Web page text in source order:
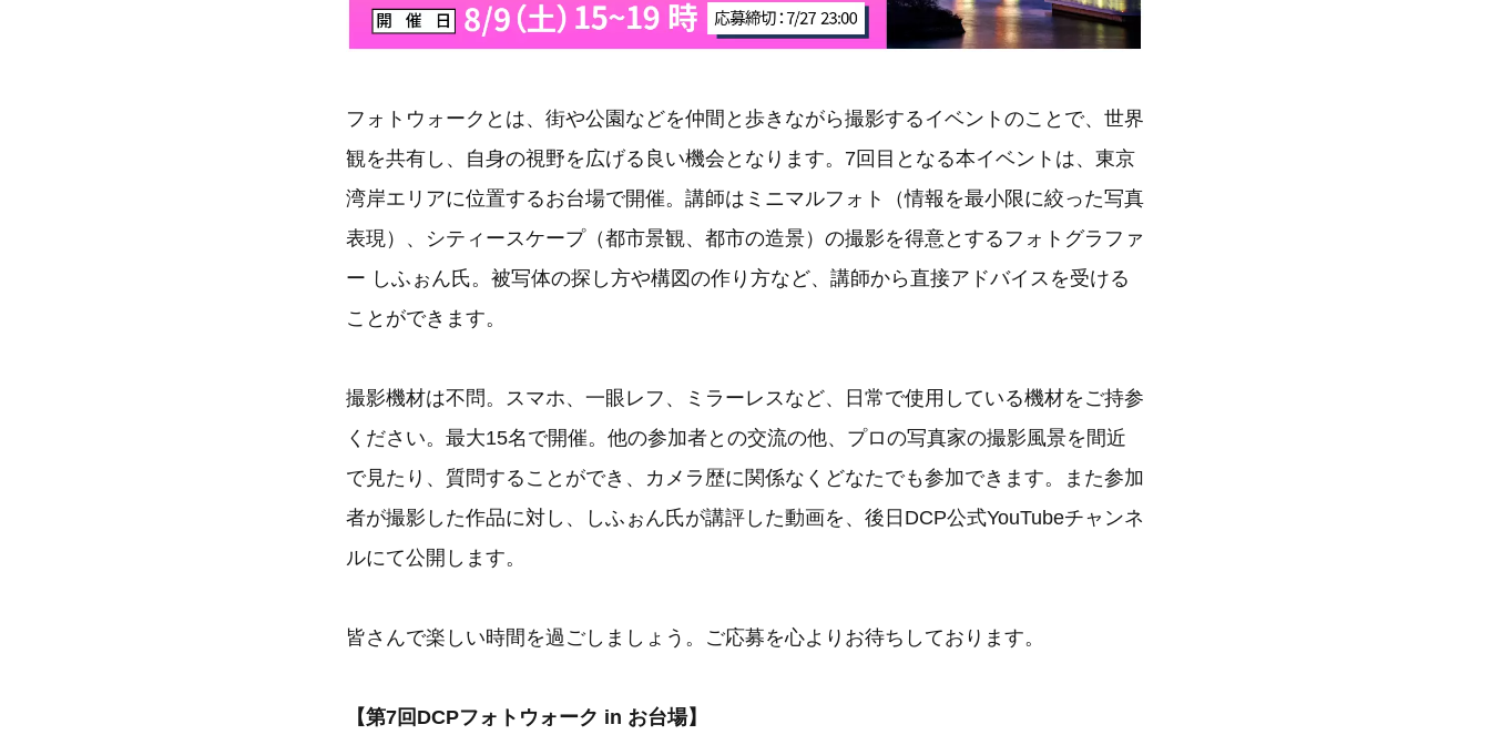
フォトウォークとは、街や公園などを仲間と歩きながら撮影するイベントのことで、世界
観を共有し、自身の視野を広げる良い機会となります。7回目となる本イベントは、東京
湾岸エリアに位置するお台場で開催。講師はミニマルフォト（情報を最小限に絞った写真
表現）、シティースケープ（都市景観、都市の造景）の撮影を得意とするフォトグラファ
ー しふぉん氏。被写体の探し方や構図の作り方など、講師から直接アドバイスを受ける
ことができます。
撮影機材は不問。スマホ、一眼レフ、ミラーレスなど、日常で使用している機材をご持参
ください。最大15名で開催。他の参加者との交流の他、プロの写真家の撮影風景を間近
で見たり、質問することができ、カメラ歴に関係なくどなたでも参加できます。また参加
者が撮影した作品に対し、しふぉん氏が講評した動画を、後日DCP公式YouTubeチャンネ
ルにて公開します。
皆さんで楽しい時間を過ごしましょう。ご応募を心よりお待ちしております。
【第7回DCPフォトウォーク in お台場】